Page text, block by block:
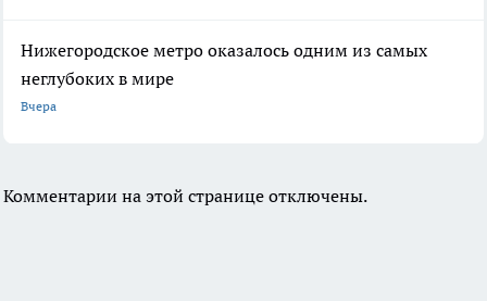
Нижегородское метро оказалось одним из самых
неглубоких в мире
Вчера
Комментарии на этой странице отключены.